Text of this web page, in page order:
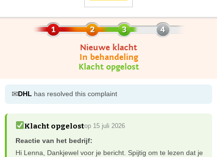
Nieuwe klacht
In behandeling
Klacht opgelost
✉DHL has resolved this complaint
Klacht opgelostop 15 juli 2026
Reactie van het bedrijf:
Hi Lenna, Dankjewel voor je bericht. Spijtig om te lezen dat je